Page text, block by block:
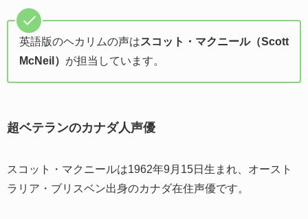
英語版のヘカリムの声はスコット・マクニール（Scott
McNeil） が担当しています。
超ベテランのカナダ人声優
スコット・マクニールは1962年9月15日生まれ、オースト
ラリア・ブリスベン出身のカナダ在住声優です。